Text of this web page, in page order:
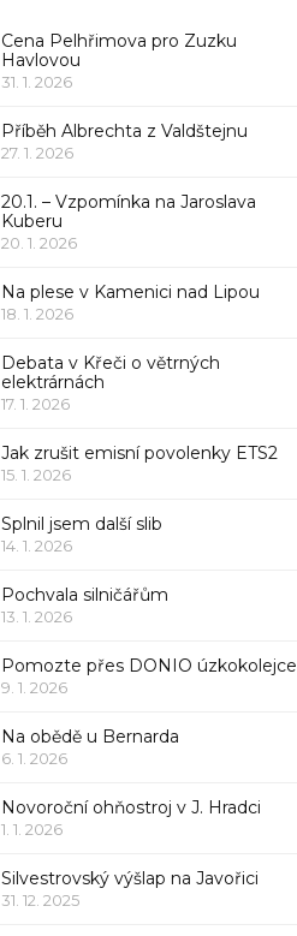
Cena Pelhřimova pro Zuzku
Havlovou
31. 1. 2026
Příběh Albrechta z Valdštejnu
27. 1. 2026
20.1. – Vzpomínka na Jaroslava
Kuberu
20. 1. 2026
Na plese v Kamenici nad Lipou
18. 1. 2026
Debata v Křeči o větrných
elektrárnách
17. 1. 2026
Jak zrušit emisní povolenky ETS2
15. 1. 2026
Splnil jsem další slib
14. 1. 2026
Pochvala silničářům
13. 1. 2026
Pomozte přes DONIO úzkokolejce
9. 1. 2026
Na obědě u Bernarda
6. 1. 2026
Novoroční ohňostroj v J. Hradci
1. 1. 2026
Silvestrovský výšlap na Javořici
31. 12. 2025